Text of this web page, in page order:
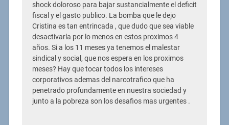
shock doloroso para bajar sustancialmente el deficit
fiscal y el gasto publico. La bomba que le dejo
Cristina es tan entrincada , que dudo que sea viable
desactivarla por lo menos en estos proximos 4
años. Si a los 11 meses ya tenemos el malestar
sindical y social, que nos espera en los proximos
meses? Hay que tocar todos los intereses
corporativos ademas del narcotrafico que ha
penetrado profundamente en nuestra sociedad y
junto a la pobreza son los desafios mas urgentes .